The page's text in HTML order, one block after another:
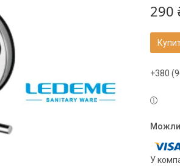
290
+380
У